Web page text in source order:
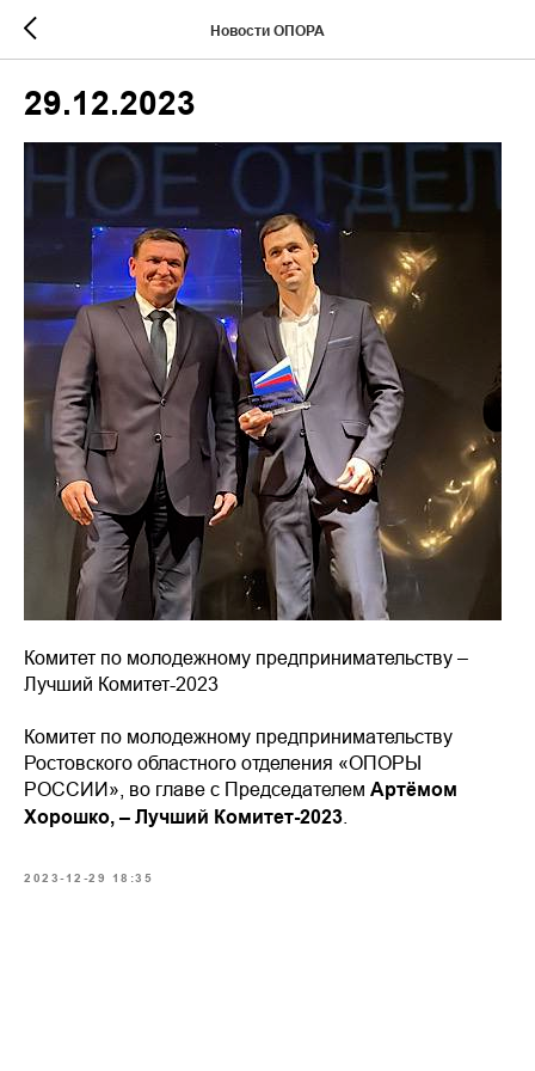
Новости ОПОРА
29.12.2023
Комитет по молодежному предпринимательству –
Лучший Комитет-2023
Комитет по молодежному предпринимательству
Ростовского областного отделения «ОПОРЫ
РОССИИ», во главе с Председателем Артёмом
Хорошко, – Лучший Комитет-2023
2023-12-29 18:35